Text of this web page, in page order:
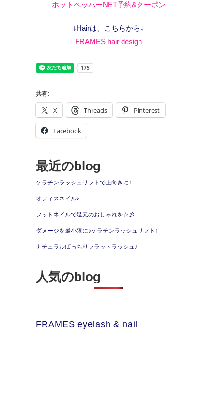
ホットペッパーNET予約&クーポン
↓Hairは、こちらから↓
FRAMES hair design
共有:
X Threads Pinterest
Facebook
最近のblog
ケラチンラッシュリフトで上向きに↑
オフィスネイル♪
フットネイルで足元のおしゃれを☆彡
ダメージを最小限に♪ケラチンラッシュリフト↑
ナチュラルぱっちりフラットラッシュ♪
人気のblog
FRAMES eyelash & nail